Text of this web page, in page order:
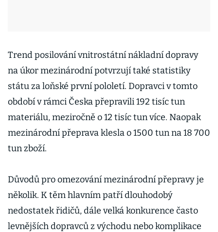
Trend posilování vnitrostátní nákladní dopravy
na úkor mezinárodní potvrzují také statistiky
státu za loňské první pololetí. Dopravci v tomto
období v rámci Česka přepravili 192 tisíc tun
materiálu, meziročně o 12 tisíc tun více. Naopak
mezinárodní přeprava klesla o 1500 tun na 18 700
tun zboží.
Důvodů pro omezování mezinárodní přepravy je
několik. K těm hlavním patří dlouhodobý
nedostatek řidičů, dále velká konkurence často
levnějších dopravců z východu nebo komplikace